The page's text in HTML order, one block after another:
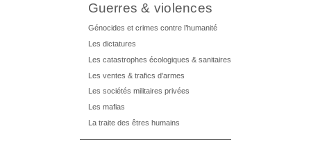
Guerres & violences
Génocides et crimes contre l’humanité
Les dictatures
Les catastrophes écologiques & sanitaires
Les ventes & trafics d’armes
Les sociétés militaires privées
Les mafias
La traite des êtres humains